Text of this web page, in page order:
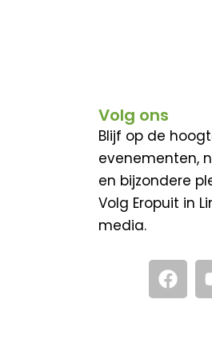
Volg ons
Blijf op de
evenementen,
en bijzondere
Volg Eropuit in
media.
F
a
c